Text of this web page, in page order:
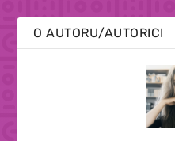
O AUTORU/AUTORICI